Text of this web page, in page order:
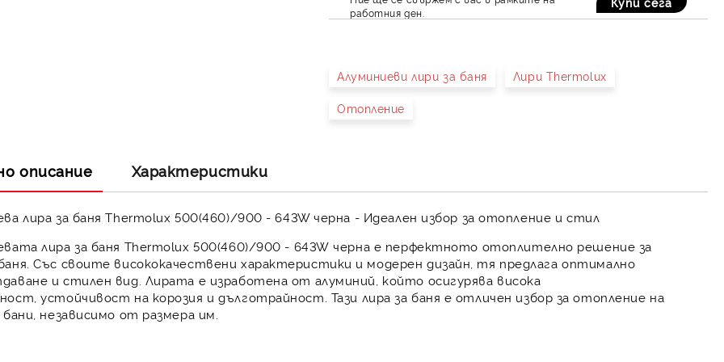
работния ден.
Алуминиеви лири за баня Лири Thermolux
Отопление
описание Характеристики
лира за баня Thermolux 500(460)/900 - 643W черна - Идеален избор за отопление и стил
лира за баня Thermolux 500(460)/900 - 643W черна е перфектното отоплително решение за
Със своите висококачествени характеристики и модерен дизайн , тя предлага оптимално
и стилен вид. Лирата е изработена от алуминий, който осигурява висока
,устойчивост на корозия идълготрайност . Тази лира за баня е отличен избор за отопление на
бани, независимо от размера им.